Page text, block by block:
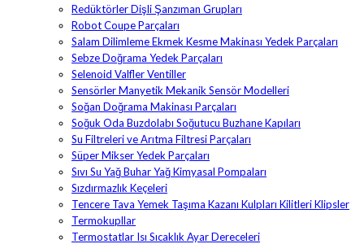
Redüktörler Dişli Şanzıman Grupları
Robot Coupe Parçaları
Salam Dilimleme Ekmek Kesme Makinası Yedek Parçaları
Sebze Doğrama Yedek Parçaları
Selenoid Valfler Ventiller
Sensörler Manyetik Mekanik Sensör Modelleri
Soğan Doğrama Makinası Parçaları
Soğuk Oda Buzdolabı Soğutucu Buzhane Kapıları
Su Filtreleri ve Arıtma Filtresi Parçaları
Süper Mikser Yedek Parçaları
Sıvı Su Yağ Buhar Yağ Kimyasal Pompaları
Sızdırmazlık Keçeleri
Tencere Tava Yemek Taşıma Kazanı Kulpları Kilitleri Klipsler
Termokupllar
Termostatlar Isı Sıcaklık Ayar Dereceleri